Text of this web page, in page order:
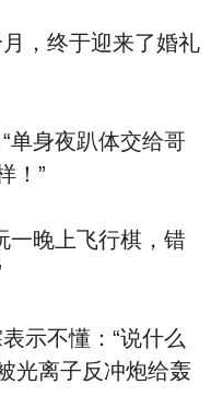
终于迎来了婚礼
身夜趴体交给哥
！”
晚上飞行棋，错
不懂：“说什么
光离子反冲炮给轰